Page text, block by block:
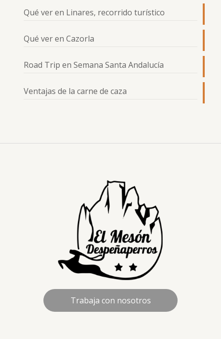
Qué ver en Linares, recorrido turístico
Qué ver en Cazorla
Road Trip en Semana Santa Andalucía
Ventajas de la carne de caza
Trabaja con nosotros